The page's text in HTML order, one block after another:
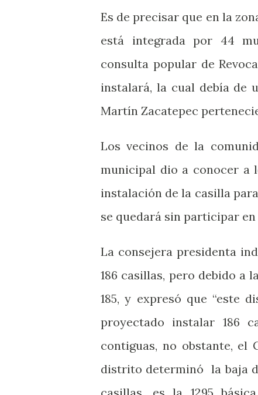
Es de precisar que en la
está integrada por 44
consulta popular de
instalará, la cual debía de
Martín Zacatepec
Los vecinos de la
municipal dio a conocer a
instalación de la casilla
se quedará sin participar
La consejera presidenta
186 casillas, pero debido a
185, y expresó que “este
proyectado instalar 186
contiguas, no obstante, el
distrito determinó la baja